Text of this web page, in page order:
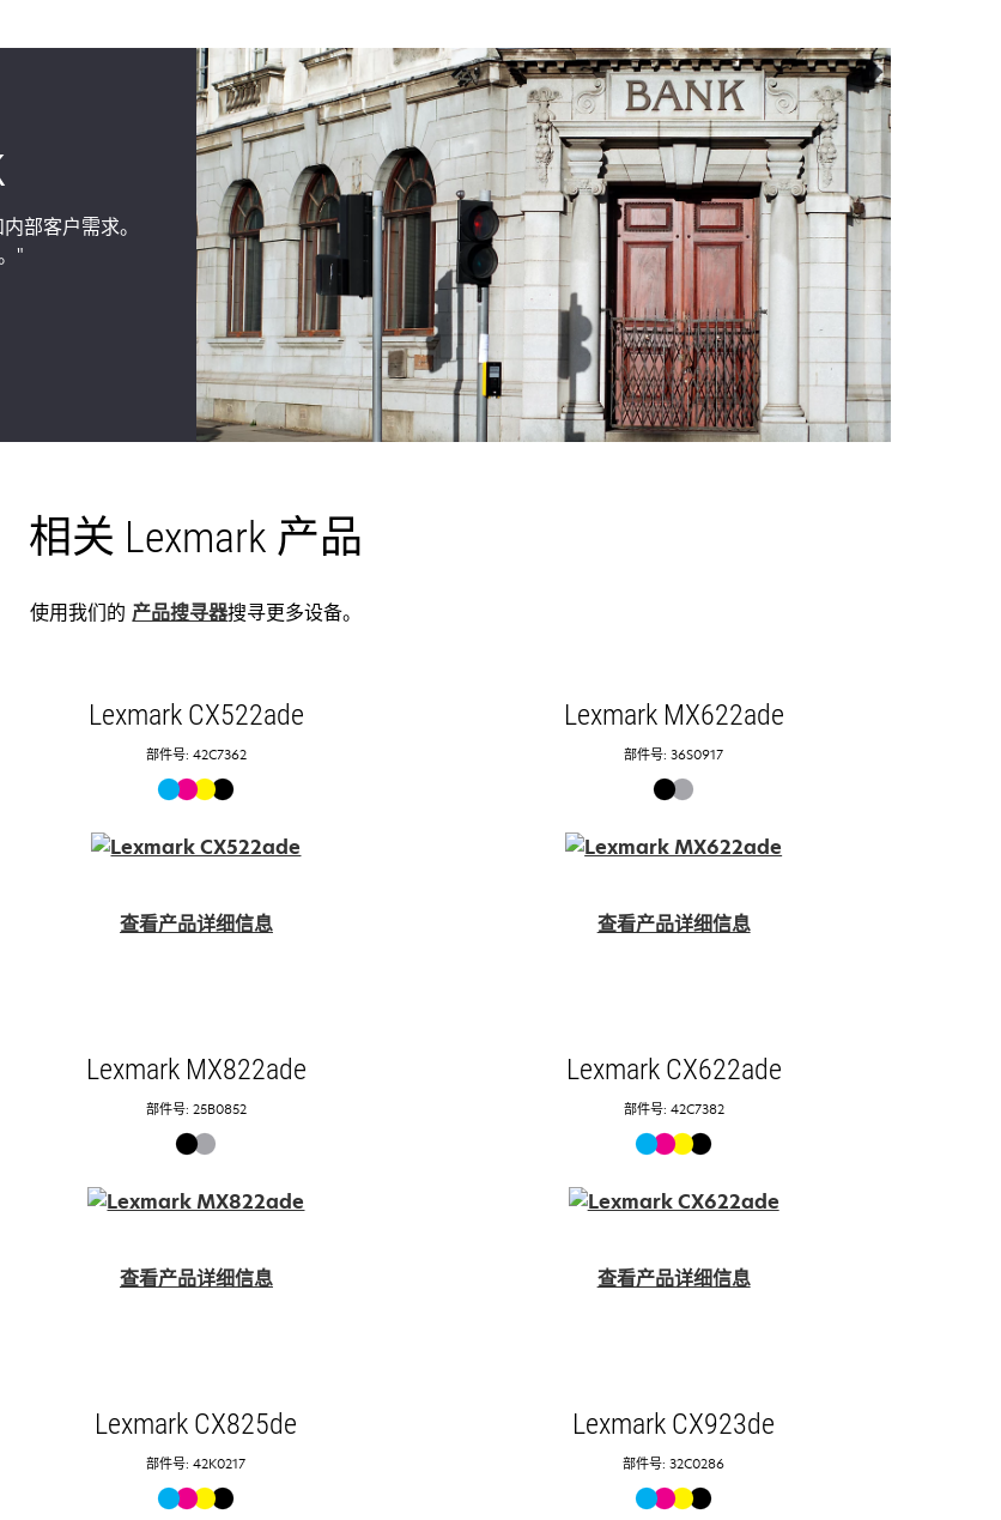
部客户需求。
"
相关 Lexmark 产品
使用我们的 产品搜寻器搜寻更多设备。
Lexmark CX522ade
部件号: 42C7362
查看产品详细信息
Lexmark MX622ade
部件号: 36S0917
查看产品详细信息
Lexmark MX822ade
部件号: 25B0852
查看产品详细信息
Lexmark CX622ade
部件号: 42C7382
查看产品详细信息
Lexmark CX825de
部件号: 42K0217
Lexmark CX923de
部件号: 32C0286